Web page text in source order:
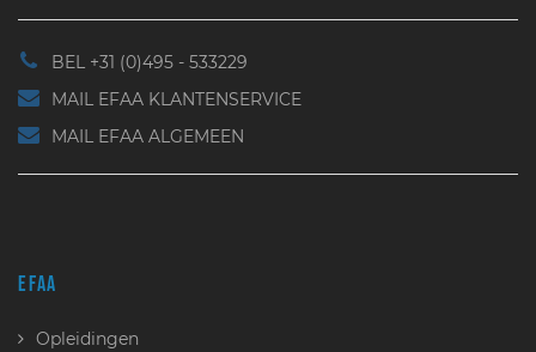
BEL +31 (0)495 - 533229
MAIL EFAA KLANTENSERVICE
MAIL EFAA ALGEMEEN
EFAA
Opleidingen